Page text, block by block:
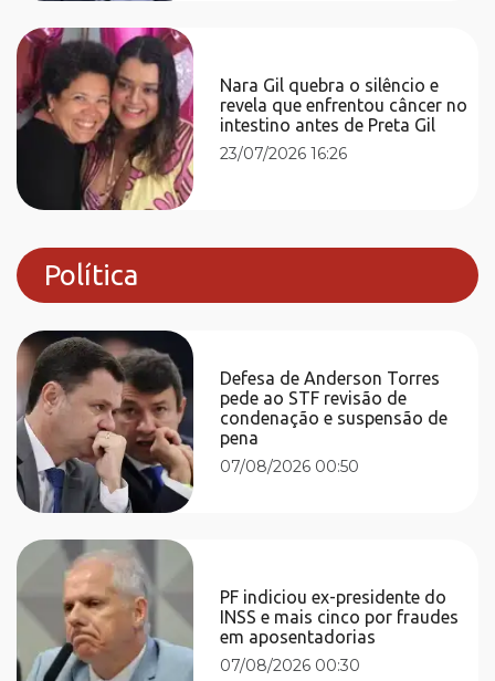
Nara Gil quebra o silêncio e
revela que enfrentou câncer no
intestino antes de Preta Gil
23/07/2026 16:26
Política
Defesa de Anderson Torres
pede ao STF revisão de
condenação e suspensão de
pena
07/08/2026 00:50
PF indiciou ex-presidente do
INSS e mais cinco por fraudes
em aposentadorias
07/08/2026 00:30